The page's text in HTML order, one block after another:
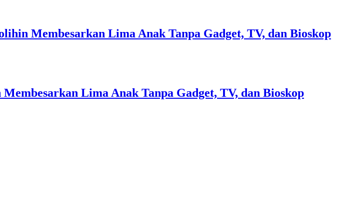
Membesarkan Lima Anak Tanpa Gadget, TV, dan Bioskop
Lima Anak Tanpa Gadget, TV, dan Bioskop